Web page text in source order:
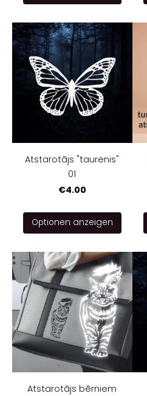
Atstarotājs "taurenis"
01
€4.00
Optionen anzeigen
Atstarotājs bērniem